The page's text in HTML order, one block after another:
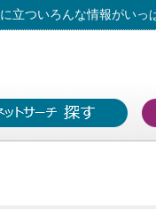
立ついろんな情報がいっ